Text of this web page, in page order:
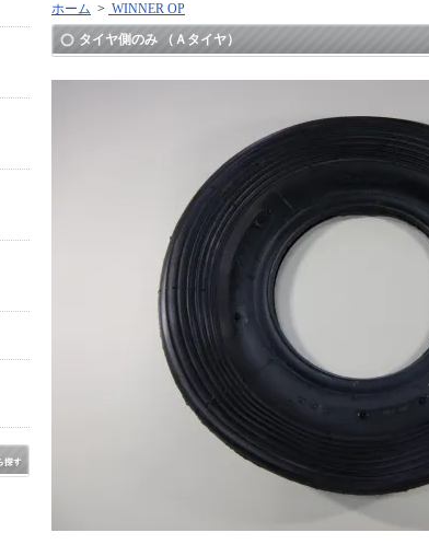
ホーム > WINNER OP
タイヤ側のみ （Ａタイヤ）